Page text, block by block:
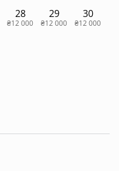
28
₴12 000
29
₴12 000
30
₴12 000